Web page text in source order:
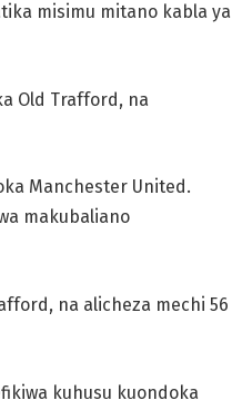
misimu mitano kabla ya
Old Trafford, na
Manchester United.
makubaliano
na alicheza mechi 56
kuhusu kuondoka